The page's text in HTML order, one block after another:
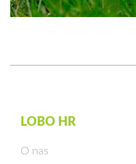
LOBO HR
O nas